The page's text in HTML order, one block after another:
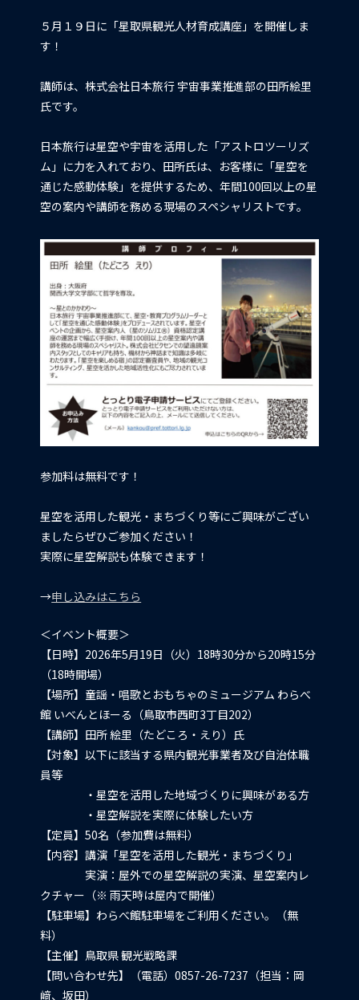
５月１９日に「星取県観光人材育成講座」を開催しま
す！
講師は、株式会社日本旅行 宇宙事業推進部の田所絵里
氏です。
日本旅行は星空や宇宙を活用した「アストロツーリズ
ム」に力を入れており、田所氏は、お客様に「星空を
通じた感動体験」を提供するため、年間100回以上の星
空の案内や講師を務める現場のスペシャリストです。
参加料は無料です！
星空を活用した観光・まちづくり等にご興味がござい
ましたらぜひご参加ください！
実際に星空解説も体験できます！
→申し込みはこちら
＜イベント概要＞
【日時】2026年5月19日（火）18時30分から20時15分
（18時開場）
【場所】童謡・唱歌とおもちゃのミュージアム わらべ
館 いべんとほーる（鳥取市西町3丁目202）
【講師】田所 絵里（たどころ・えり）氏
【対象】以下に該当する県内観光事業者及び自治体職
員等
・星空を活用した地域づくりに興味がある方
・星空解説を実際に体験したい方
【定員】50名（参加費は無料）
【内容】講演「星空を活用した観光・まちづくり」
実演：屋外での星空解説の実演、星空案内レ
クチャー（※ 雨天時は屋内で開催）
【駐車場】わらべ館駐車場をご利用ください。（無
料）
【主催】鳥取県 観光戦略課
【問い合わせ先】（電話）0857-26-7237（担当：岡
﨑、坂田）